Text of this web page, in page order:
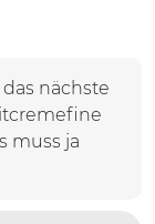
nächste
muss ja